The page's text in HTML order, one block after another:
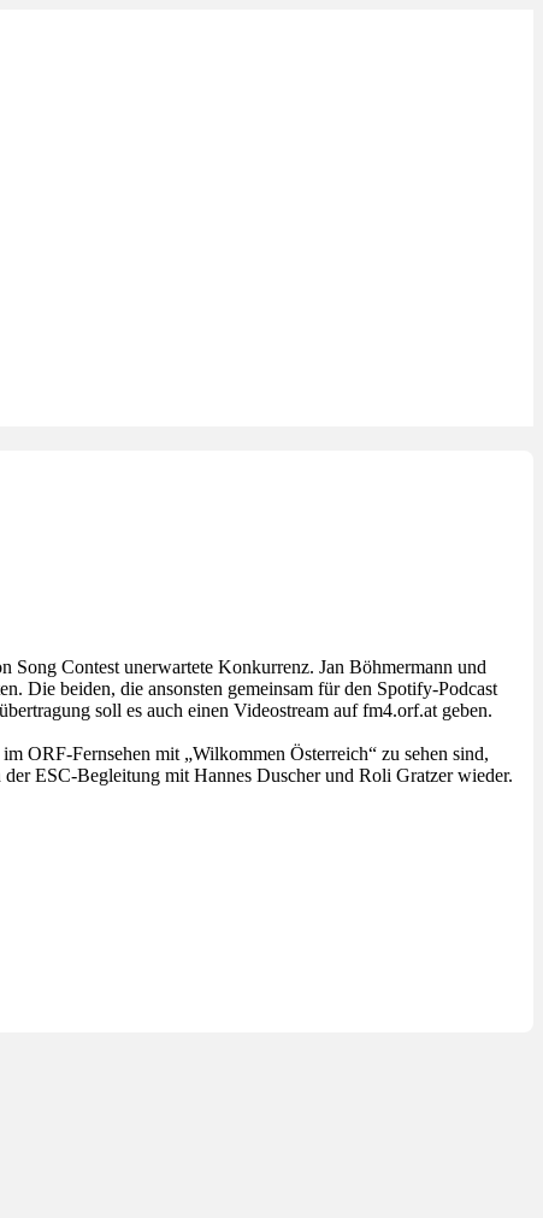
Contest unerwartete Konkurrenz. Jan Böhmermann und
Die beiden, die ansonsten gemeinsam für den Spotify-Podcast
soll es auch einen Videostream auf fm4.orf.at geben.
ORF-Fernsehen mit „Wilkommen Österreich“ zu sehen sind,
ESC-Begleitung mit Hannes Duscher und Roli Gratzer wieder.